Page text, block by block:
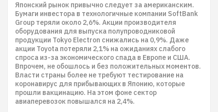
Японский рынок привычно следует за американским.
Бумаги инвестора в технологичные компании SoftBank
Group теряли около 2,6%. Акции производителя
оборудования для выпуска полупроводниковой
продукции Tokyo Electron снижались на 0,9%. Даже
акции Toyota потеряли 2,1% на ожиданиях слабого
спроса из-за экономического спада в Европе и США.
Впрочем, не обошлось и без положительных моментов.
Власти страны более не требуют тестирование на
коронавирус для прибывающих в Японию, которые
прошли вакцинацию. На этом фоне сектор
авиаперевозок повышался на 2,4%.